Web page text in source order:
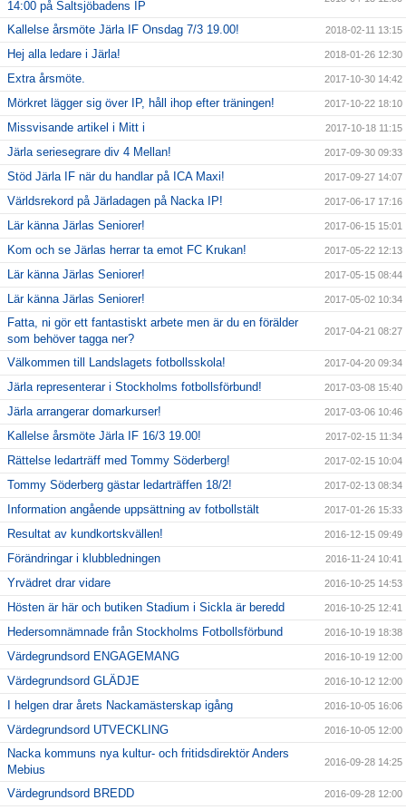
14:00 på Saltsjöbadens IP
Kallelse årsmöte Järla IF Onsdag 7/3 19.00! 2018-02-11 13:15
Hej alla ledare i Järla! 2018-01-26 12:30
Extra årsmöte. 2017-10-30 14:42
Mörkret lägger sig över IP, håll ihop efter träningen! 2017-10-22 18:10
Missvisande artikel i Mitt i 2017-10-18 11:15
Järla seriesegrare div 4 Mellan! 2017-09-30 09:33
Stöd Järla IF när du handlar på ICA Maxi! 2017-09-27 14:07
Världsrekord på Järladagen på Nacka IP! 2017-06-17 17:16
Lär känna Järlas Seniorer! 2017-06-15 15:01
Kom och se Järlas herrar ta emot FC Krukan! 2017-05-22 12:13
Lär känna Järlas Seniorer! 2017-05-15 08:44
Lär känna Järlas Seniorer! 2017-05-02 10:34
Fatta, ni gör ett fantastiskt arbete men är du en förälder
som behöver tagga ner?
2017-04-21 08:27
Välkommen till Landslagets fotbollsskola! 2017-04-20 09:34
Järla representerar i Stockholms fotbollsförbund! 2017-03-08 15:40
Järla arrangerar domarkurser! 2017-03-06 10:46
Kallelse årsmöte Järla IF 16/3 19.00! 2017-02-15 11:34
Rättelse ledarträff med Tommy Söderberg! 2017-02-15 10:04
Tommy Söderberg gästar ledarträffen 18/2! 2017-02-13 08:34
Information angående uppsättning av fotbollstält 2017-01-26 15:33
Resultat av kundkortskvällen! 2016-12-15 09:49
Förändringar i klubbledningen 2016-11-24 10:41
Yrvädret drar vidare 2016-10-25 14:53
Hösten är här och butiken Stadium i Sickla är beredd 2016-10-25 12:41
Hedersomnämnade från Stockholms Fotbollsförbund 2016-10-19 18:38
Värdegrundsord ENGAGEMANG 2016-10-19 12:00
Värdegrundsord GLÄDJE 2016-10-12 12:00
I helgen drar årets Nackamästerskap igång 2016-10-05 16:06
Värdegrundsord UTVECKLING 2016-10-05 12:00
Nacka kommuns nya kultur- och fritidsdirektör Anders
Mebius
2016-09-28 14:25
Värdegrundsord BREDD 2016-09-28 12:00